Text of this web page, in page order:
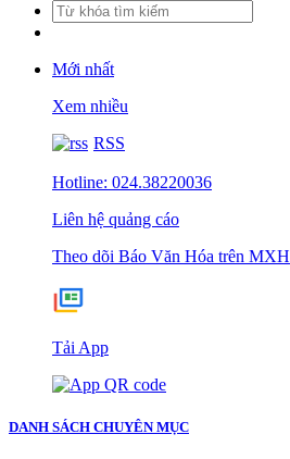
Mới nhất
Xem nhiều
RSS
Hotline: 024.38220036
Liên hệ quảng cáo
Theo dõi Báo Văn Hóa trên MXH
Tải App
DANH SÁCH CHUYÊN MỤC